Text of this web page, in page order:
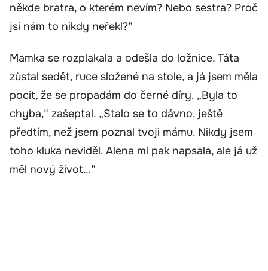
někde bratra, o kterém nevím? Nebo sestra? Proč
jsi nám to nikdy neřekl?“
Mamka se rozplakala a odešla do ložnice. Táta
zůstal sedět, ruce složené na stole, a já jsem měla
pocit, že se propadám do černé díry. „Byla to
chyba,“ zašeptal. „Stalo se to dávno, ještě
předtím, než jsem poznal tvoji mámu. Nikdy jsem
toho kluka neviděl. Alena mi pak napsala, ale já už
měl nový život…“